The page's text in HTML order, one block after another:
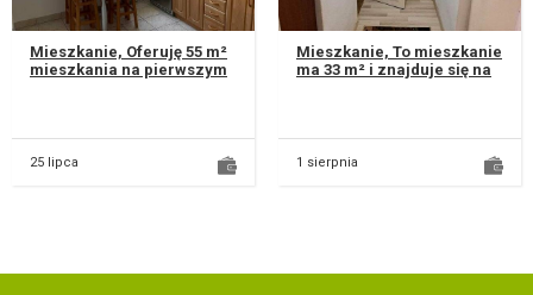
Mieszkanie, Oferuję 55 m²
mieszkania na pierwszym
25 lipca
Mieszkanie, To mieszkanie
ma 33 m² i znajduje się na
1 sierpnia